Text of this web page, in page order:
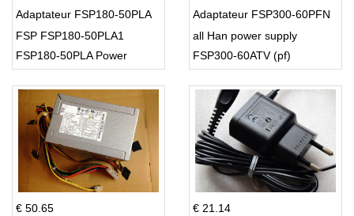
Adaptateur FSP180-50PLA
FSP FSP180-50PLA1
FSP180-50PLA Power
Adaptateur FSP300-60PFN
all Han power supply
FSP300-60ATV (pf)
€ 50.65 € 21.14